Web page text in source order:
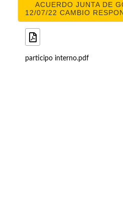
ACUERDO JUNTA DE
12/07/22 CAMBIO
participo interno.pdf